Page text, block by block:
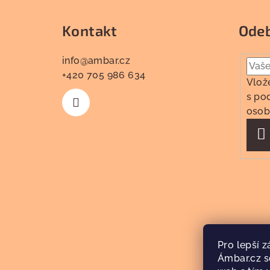
Pro lepší
Ámbar.cz
Kontakt
info@ambar.cz
+420 705 986 634
s